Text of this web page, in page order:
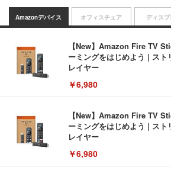
Amazonデバイス
【New】Amazon Fire TV
ーミングをはじめよう | スト
レイヤー
￥6,980
【New】Amazon Fire TV
ーミングをはじめよう | スト
レイヤー
￥6,980
オフィスチェア ディスプ